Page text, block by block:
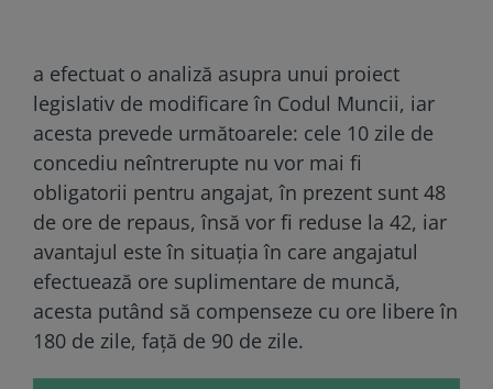
a efectuat o analiză asupra unui proiect
legislativ de modificare în Codul Muncii, iar
acesta prevede următoarele: cele 10 zile de
concediu neîntrerupte nu vor mai fi
obligatorii pentru angajat, în prezent sunt 48
de ore de repaus, însă vor fi reduse la 42, iar
avantajul este în situația în care angajatul
efectuează ore suplimentare de muncă,
acesta putând să compenseze cu ore libere în
180 de zile, față de 90 de zile.